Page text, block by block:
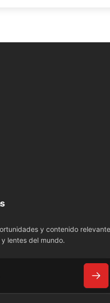
y contenido relevante
lentes del mundo.